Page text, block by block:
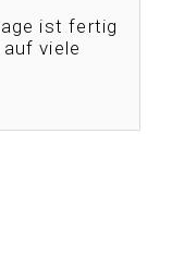
ist fertig
viele